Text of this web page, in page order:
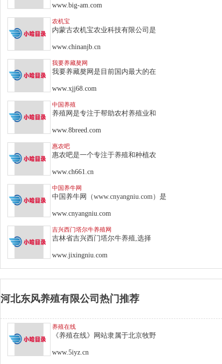
www.big-am.com
农机宝
内蒙古农机宝农业科技有限公司是
www.chinanjb.cn
我要养藏獒网
我要养藏獒网是目前国内最大的在
www.xjj68.com
中国养殖
养殖网是专注于帮助农村养殖业和
www.8breed.com
惠农吧
惠农吧是一个专注于养殖和种植农
www.ch661.cn
中国养牛网
中国养牛网（www.cnyangniu.com）是
www.cnyangniu.com
吉兴西门塔尔牛养殖网
吉林省吉兴西门塔尔牛养殖,选择
www.jixingniu.com
河北东风养殖有限公司热门推荐
养殖在线
《养殖在线》网站隶属于北京牧野
www.5iyz.cn